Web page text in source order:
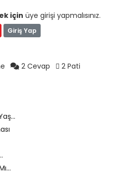
için üye girişi yapmalısınız.
Giriş Yap
2 Cevap 2 Pati